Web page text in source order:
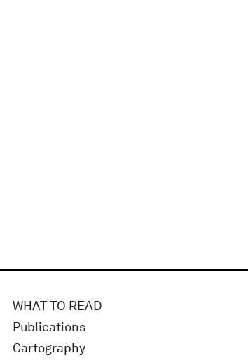
WHAT TO READ
Publications
Cartography